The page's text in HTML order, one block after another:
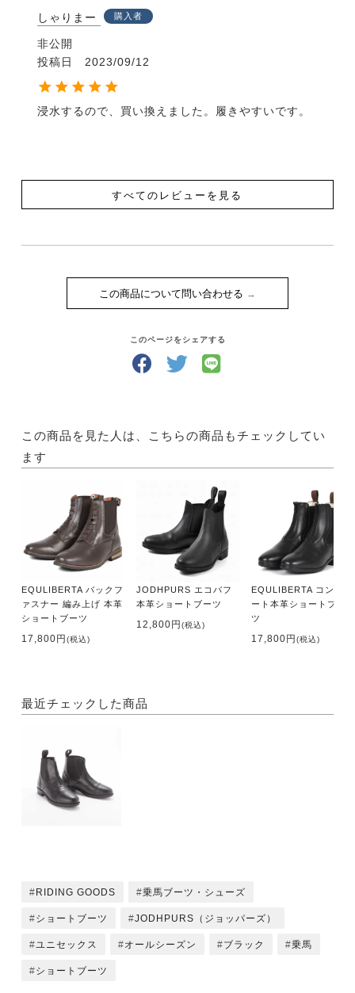
しゃりまー 購入者
非公開
投稿日
2023/09/12
浸水するので、買い換えました。履きやすいです。
すべてのレビューを見る
この商品について問い合わせる
このページをシェアする
この商品を見た人は、こちらの商品もチェックしてい
ます
EQULIBERTA バックフ
ァスナー 編み上げ 本革
ショートブーツ
17,800円(税込)
JODHPURS エコバフ
本革ショートブーツ
12,800円(税込)
EQULIBERTA コンフォ
ート本革ショートブー
ツ
17,800円(税込)
最近チェックした商品
RIDING GOODS 乗馬ブーツ・シューズ
ショートブーツ JODHPURS（ジョッパーズ）
ユニセックス オールシーズン ブラック 乗馬
ショートブーツ